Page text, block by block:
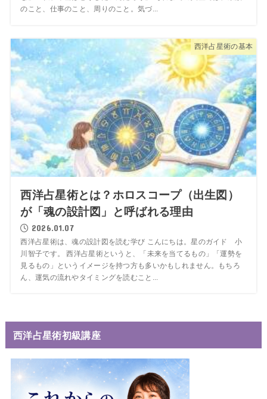
のこと、仕事のこと、周りのこと。気づ...
西洋占星術の基本
西洋占星術とは？ホロスコープ（出生図）
が「魂の設計図」と呼ばれる理由
2026.01.07
西洋占星術は、魂の設計図を読む学び こんにちは。星のガイド 小
川智子です。 西洋占星術というと、「未来を当てるもの」「運勢を
見るもの」というイメージを持つ方も多いかもしれません。もちろ
ん、運気の流れやタイミングを読むこと...
西洋占星術初級講座